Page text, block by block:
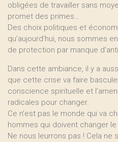
obligées de travailler sans
promet des primes…
Des choix politiques et
qu’aujourd’hui, nous sommes
de protection par manque
Dans cette ambiance, il y a
que cette crise va faire
conscience spirituelle et
radicales pour changer.
Ce n’est pas le monde qui va
hommes qui doivent changer le
Ne nous leurrons pas ! Cela ne